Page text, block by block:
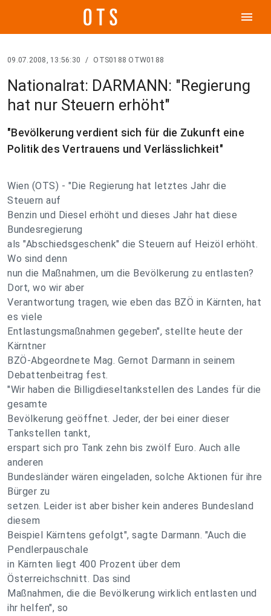
menu
09.07.2008, 13:56:30 / OTS0188 OTW0188
Nationalrat: DARMANN: "Regierung
hat nur Steuern erhöht"
"Bevölkerung verdient sich für die Zukunft eine
Politik des Vertrauens und Verlässlichkeit"
Wien (OTS) - "Die Regierung hat letztes Jahr die
Steuern auf
Benzin und Diesel erhöht und dieses Jahr hat diese
Bundesregierung
als "Abschiedsgeschenk" die Steuern auf Heizöl erhöht.
Wo sind denn
nun die Maßnahmen, um die Bevölkerung zu entlasten?
Dort, wo wir aber
Verantwortung tragen, wie eben das BZÖ in Kärnten, hat
es viele
Entlastungsmaßnahmen gegeben", stellte heute der
Kärntner
BZÖ-Abgeordnete Mag. Gernot Darmann in seinem
Debattenbeitrag fest.
"Wir haben die Billigdieseltankstellen des Landes für die
gesamte
Bevölkerung geöffnet. Jeder, der bei einer dieser
Tankstellen tankt,
erspart sich pro Tank zehn bis zwölf Euro. Auch alle
anderen
Bundesländer wären eingeladen, solche Aktionen für ihre
Bürger zu
setzen. Leider ist aber bisher kein anderes Bundesland
diesem
Beispiel Kärntens gefolgt", sagte Darmann. "Auch die
Pendlerpauschale
in Kärnten liegt 400 Prozent über dem
Österreichschnitt. Das sind
Maßnahmen, die die Bevölkerung wirklich entlasten und
ihr helfen", so